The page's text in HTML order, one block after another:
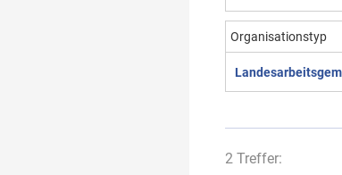
Organisationstyp
2 Treffer: